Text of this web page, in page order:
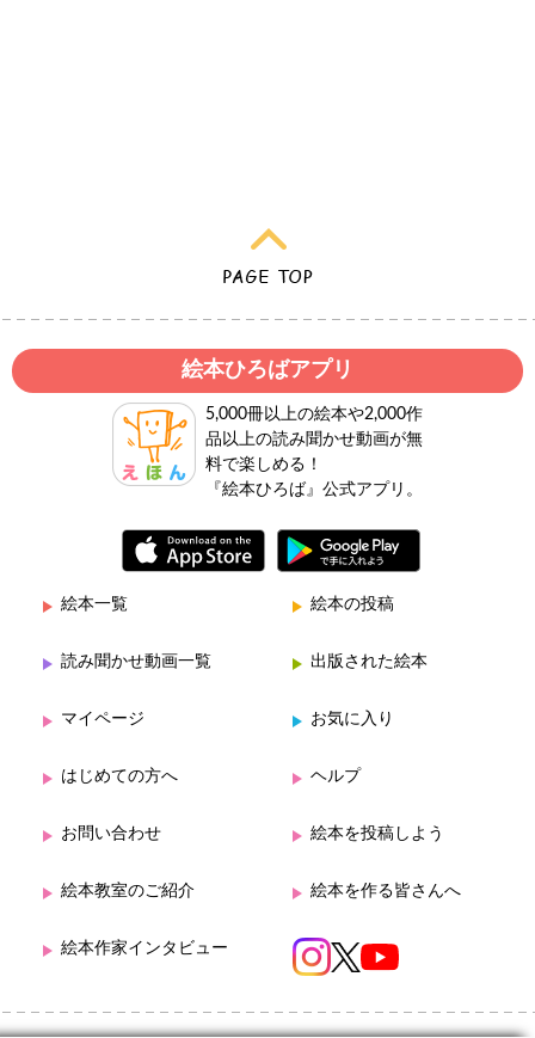
絵本ひろばアプリ
5,000冊以上の絵本や2,000作
品以上の読み聞かせ動画が無
料で楽しめる！
『絵本ひろば』公式アプリ。
絵本一覧 絵本の投稿
読み聞かせ動画一覧 出版された絵本
マイページ お気に入り
はじめての方へ ヘルプ
お問い合わせ 絵本を投稿しよう
絵本教室のご紹介 絵本を作る皆さんへ
絵本作家インタビュー